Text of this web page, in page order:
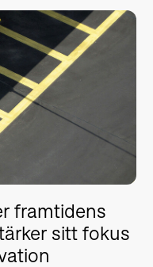
framtidens
sitt fokus